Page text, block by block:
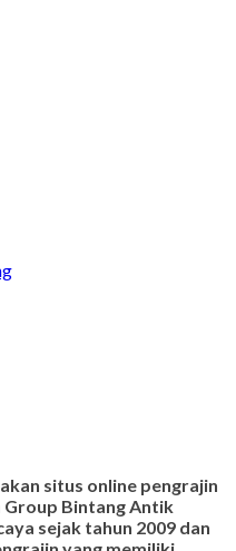
situs online pengrajin
Bintang Antik
sejak tahun 2009 dan